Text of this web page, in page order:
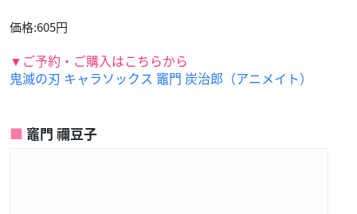
価格:605円
▼ご予約・ご購入はこちらから
鬼滅の刃 キャラソックス 竈門 炭治郎（アニメイト）
竈門 禰豆子